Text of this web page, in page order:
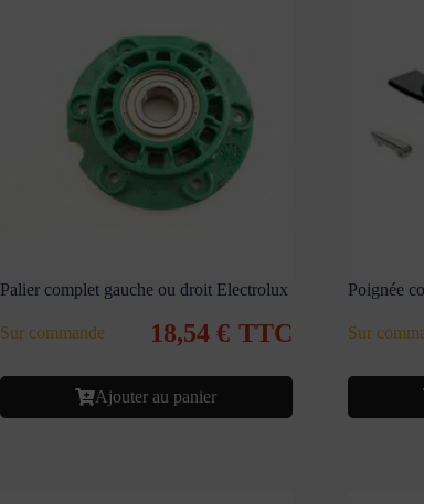
Palier complet gauche ou droit Electrolux
Sur commande 18,54 € TTC
Ajouter au panier
Poignée
Sur